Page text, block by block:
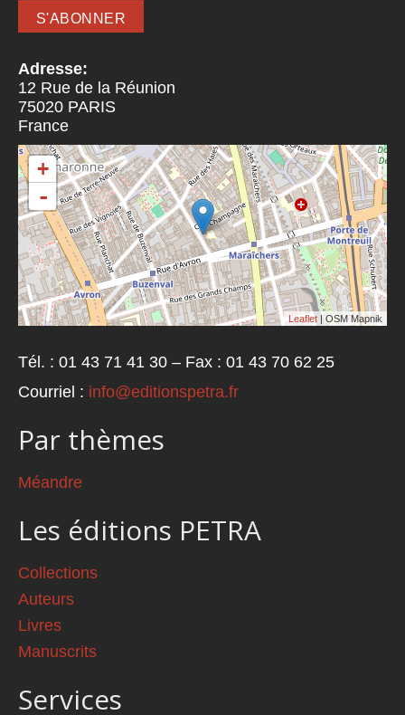
Adresse:
12 Rue de la Réunion
75020 PARIS
France
+
-
Leaflet | OSM Mapnik
Tél. : 01 43 71 41 30 – Fax : 01 43 70 62 25
Courriel : info@editionspetra.fr
Par thèmes
Méandre
Les éditions PETRA
Collections
Auteurs
Livres
Manuscrits
Services